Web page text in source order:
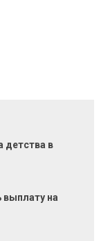
детства в
выплату на